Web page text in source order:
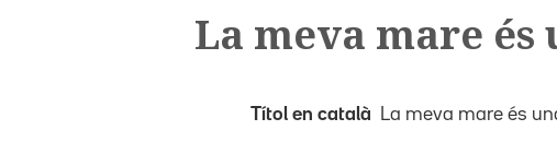
La meva mare és
Títol en català La meva mare és